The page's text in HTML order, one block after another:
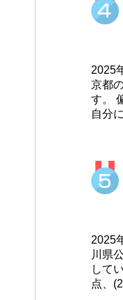
2025
京都
す。
自分
2025
川県
して
点、